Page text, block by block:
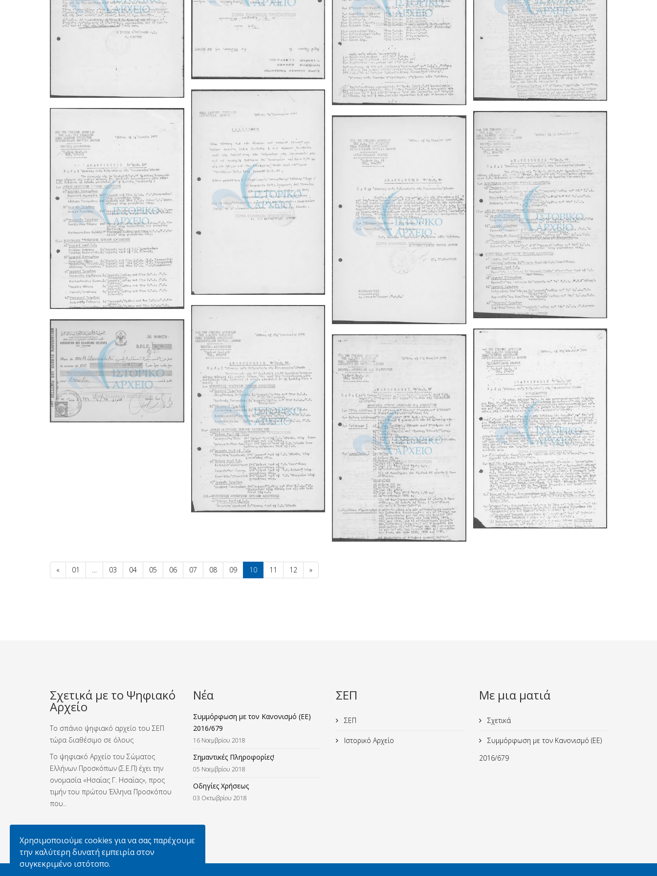
« 01 03 04 05 06 07 08 09 10 11 12 »
Σχετικά με το Ψηφιακό
Αρχείο
Το σπάνιο ψηφιακό αρχείο του ΣΕΠ
τώρα διαθέσιμο σε όλους
Το ψηφιακό Αρχείο του Σώματος
Ελλήνων Προσκόπων (Σ.Ε.Π) έχει την
ονομασία «Ησαΐας Γ. Ησαΐας», προς
τιμήν του πρώτου Έλληνα Προσκόπου
που..
Νέα
Συμμόρφωση με τον Κανονισμό (ΕΕ)
2016/679
16 Νοεμβρίου 2018
Σημαντικές Πληροφορίες!
05 Νοεμβρίου 2018
Οδηγίες Χρήσεως
03 Οκτωβρίου 2018
ΣΕΠ
ΣΕΠ
Ιστορικό Αρχείο
Με μια ματιά
Σχετικά
Συμμόρφωση με τον Κανονισμό (ΕΕ)
2016/679
Χρησιμοποιούμε cookies για να σας παρέχουμε
την καλύτερη δυνατή εμπειρία στον
συγκεκριμένο ιστότοπο.